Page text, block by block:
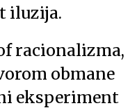
iluzija.
racionalizma,
obmane
eksperiment